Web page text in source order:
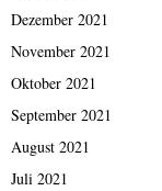
Dezember 2021
November 2021
Oktober 2021
September 2021
August 2021
Juli 2021